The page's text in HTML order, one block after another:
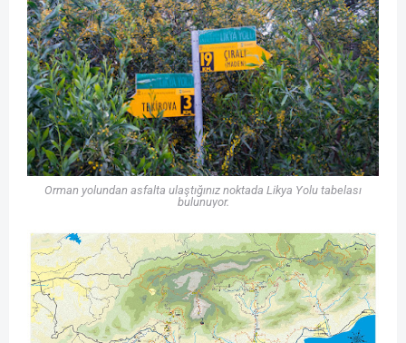
Orman yolundan asfalta ulaştığınız noktada Likya Yolu tabelası
bulunuyor.